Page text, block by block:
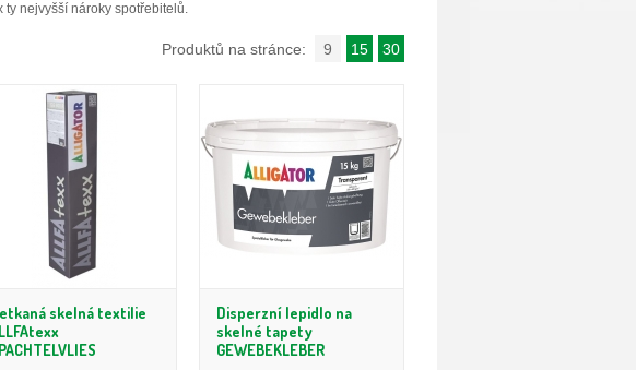
ty nejvyšší nároky spotřebitelů.
Produktů na stránce: 9 15 30
skelná textilie
Disperzní lepidlo na
skelné tapety
GEWEBEKLEBER